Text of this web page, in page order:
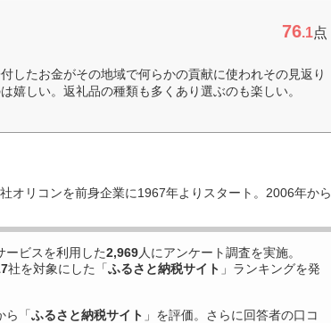
76.1点
したお金がその地域で何らかの貢献に使われその見返り
嬉しい。返礼品の種類も多くあり選ぶのも楽しい。
オリコンを前身企業に1967年よりスタート。2006年から
ービスを利用した2,969人にアンケート調査を実施。
社を対象にした「ふるさと納税サイト 」ランキングを発
ら「ふるさと納税サイト 」を評価。さらに回答者の口コ